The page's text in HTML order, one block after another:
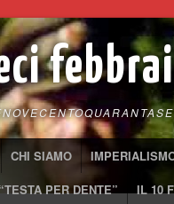
CHI SIAMO
PER DENTE”
IL 10